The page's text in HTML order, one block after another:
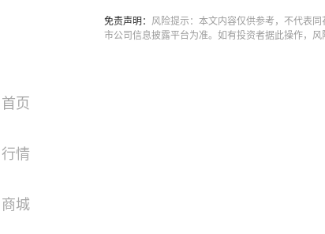
首页
行情
商城
免责声明： 风险提示：本文内容仅供参考，不代表
市公司信息披露平台为准。如有投资者据此操作，风